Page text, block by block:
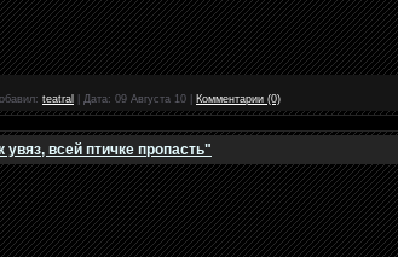
teatral Дата: 09 Августа 10 Комментарии (0)
всей птичке пропасть"